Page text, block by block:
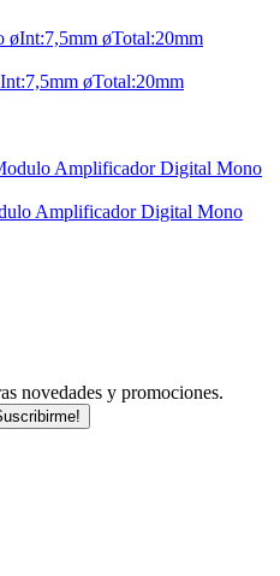
øTotal:20mm
Amplificador Digital Mono
novedades y promociones.